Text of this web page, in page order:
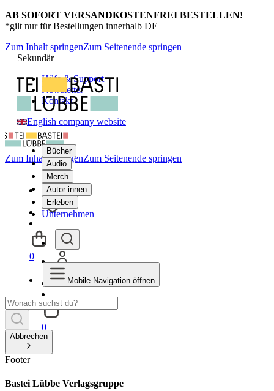
AB SOFORT VERSANDKOSTENFREI BESTELLEN!
*gilt nur für Bestellungen innerhalb DE
Zum Inhalt springenZum Seitenende springen
Sekundär
Hilfe & Support
Newsletter
Kontakt
English company website
Bücher
Audio
Merch
Autor:innen
Erleben
Unternehmen
0
Zum Inhalt springenZum Seitenende springen
0
Mobile Navigation öffnen
Abbrechen
Footer
Bastei Lübbe Verlagsgruppe